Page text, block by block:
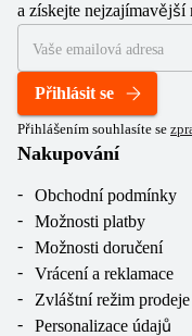
a získejte nejzajímavější
Přihlásit se
Přihlášením souhlasíte se
Nakupování
Obchodní podmínky
Možnosti platby
Možnosti doručení
Vrácení a reklamace
Zvláštní režim prodeje
Personalizace údajů